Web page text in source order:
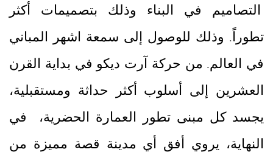
التصاميم في البناء وذلك بتصميمات أكثر
تطوراً. وذلك للوصول إلى سمعة اشهر المباني
في العالم. من حركة آرت ديكو في بداية القرن
العشرين إلى أسلوب أكثر حداثة ومستقبلية،
يجسد كل مبنى تطور العمارة الحضرية، في
النهاية، يروي أفق أي مدينة قصة مميزة من